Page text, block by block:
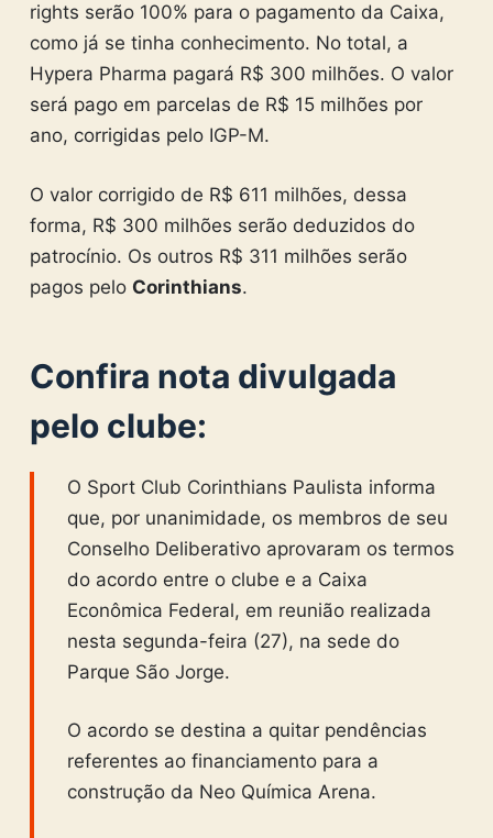
rights serão 100% para o pagamento da Caixa,
como já se tinha conhecimento. No total, a
Hypera Pharma pagará R$ 300 milhões. O valor
será pago em parcelas de R$ 15 milhões por
ano, corrigidas pelo IGP-M.
O valor corrigido de R$ 611 milhões, dessa
forma, R$ 300 milhões serão deduzidos do
patrocínio. Os outros R$ 311 milhões serão
pagos pelo Corinthians.
Confira nota divulgada
pelo clube:
O Sport Club Corinthians Paulista informa
que, por unanimidade, os membros de seu
Conselho Deliberativo aprovaram os termos
do acordo entre o clube e a Caixa
Econômica Federal, em reunião realizada
nesta segunda-feira (27), na sede do
Parque São Jorge.
O acordo se destina a quitar pendências
referentes ao financiamento para a
construção da Neo Química Arena.